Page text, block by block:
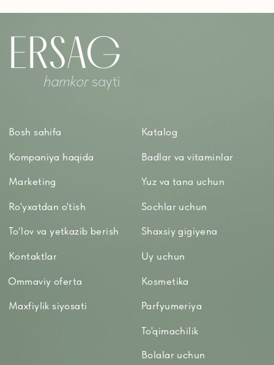
Bolalar uchun
TELEGRAM'DAGI YANGILIKLAR
+7 926 373 75 55
ersagmedia@yandex.ru